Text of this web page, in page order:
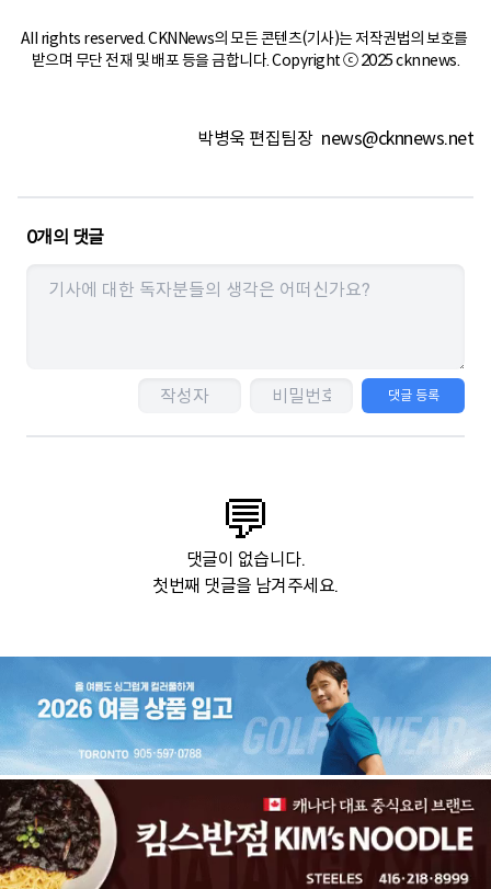
All rights reserved. CKNNews의 모든 콘텐츠(기사)는 저작권법의 보호를
받으며 무단 전재 및 배포 등을 금합니다. Copyright ⓒ 2025 cknnews.
박병욱 편집팀장 news@cknnews.net
0개의 댓글
댓글 등록
💬
댓글이 없습니다.
첫번째 댓글을 남겨주세요.